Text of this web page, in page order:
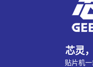
芯灵
贴片机